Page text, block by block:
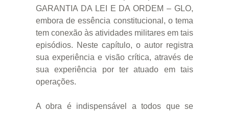
GARANTIA DA LEI E DA ORDEM – GLO,
embora de essência constitucional, o tema
tem conexão às atividades militares em tais
episódios. Neste capítulo, o autor registra
sua experiência e visão crítica, através de
sua experiência por ter atuado em tais
operações.
A obra é indispensável a todos que se